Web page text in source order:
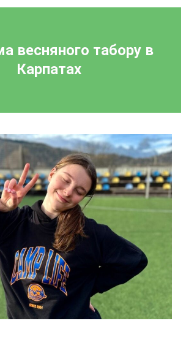
весняного табору в
Карпатах